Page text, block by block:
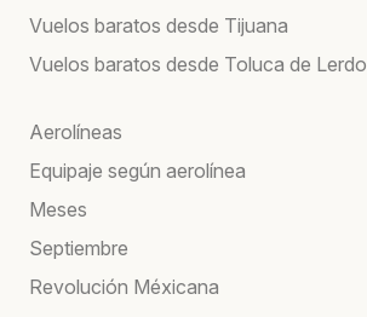
Vuelos baratos desde Tijuana
Vuelos baratos desde Toluca de Lerdo
Aerolíneas
Equipaje según aerolínea
Meses
Septiembre
Revolución Méxicana